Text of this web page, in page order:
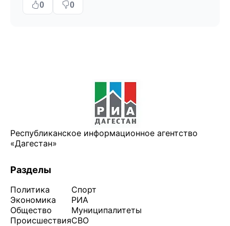
0 0
Республиканское информационное агентство
«Дагестан»
Разделы
Политика
Экономика
Общество
Происшествия
Спорт
РИА
Муниципалитеты
СВО